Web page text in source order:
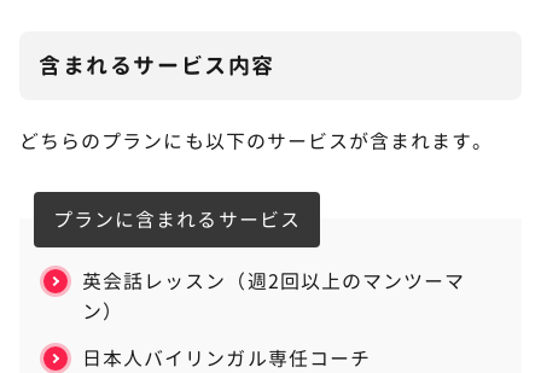
含まれるサービス内容
どちらのプランにも以下のサービスが含まれます。
プランに含まれるサービス
英会話レッスン（週2回以上のマンツーマ
ン）
日本人バイリンガル専任コーチ